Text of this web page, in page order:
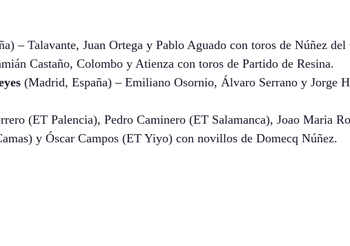
– Talavante, Juan Ortega y Pablo Aguado con toros de Núñez
Castaño, Colombo y Atienza con toros de Partido de Resina.
(Madrid, España) – Emiliano Osornio, Álvaro Serrano y Jorge
(ET Palencia), Pedro Caminero (ET Salamanca), Joao Maria
y Óscar Campos (ET Yiyo) con novillos de Domecq Núñez.